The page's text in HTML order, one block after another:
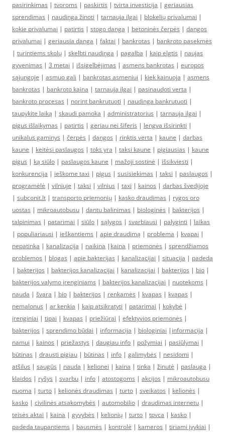
pasirinkimas | tvoroms | paskirtis | tvirta investicija | geriausias
sprendimas | naudinga žinoti | tarnauja ilgai | blokelių privalumai |
kokie privalumai | patirtis | stogo danga | betoninės čerpės | dangos
privalumai | geriausia danga | faktai | bankrotas | bankroto pasekmės
| turintiems skolų | skelbti naudinga | pagalba | kaip elgtis | naujas
gyvenimas | 3 metai | išsigelbėjimas | asmens bankrotas | europos
sąjungoje | asmuo gali | bankrotas asmeniui | kiek kainuoja | asmens
bankrotas | bankroto kaina | tarnauja ilgai | pasinaudoti verta |
bankroto procesas | norint bankrutuoti | naudinga bankrutuoti |
taupykite laiką | skaudi pamoka | administratorius | tarnauja ilgai |
pigus išlaikymas | patirtis | geriau nei šiferis | lengva išsirinkti |
unikalus gaminys | čerpės | dangos | rinktis verta | kaune | darbas
kaune | keitėsi paslaugos | toks yra | taksi kaune | pigiausias | kaune
pigus | ką siūlo | paslaugos kaune | mažoji sostinė | išsikviesti |
konkurencija | ieškome taxi | pigus | susisiekimas | taksi | paslaugos |
programėlė | vilniuje | taksi | vilnius | taxi | kainos | darbas švedijoje
| subconit.lt | transporto priemonių | kasko draudimas | rygos oro
uostas | mikroautobusu | dantu balinimas | biologinės | bakterijos |
talpinimas | patarimai | siūlo | sąlygos | svarbiausi | palyginti | laikas
| populiariausi | ieškantiems | apie draudimą | problema | kvapai |
nepatinka | kanalizacija | naikina | kaina | priemonės | sprendžiamos
problemos | blogas | apie bakterijas | kanalizacijai | situacija | padeda
| bakterijos | bakterijos kanalizacijai | kanalizacijai | bakterijos | bio |
bakterijos valymo įrenginiams | bakterijos kanalizacijai | nuotekoms |
nauda | švara | bio | bakterijos | renkamės | kvapas | kvapas |
nemalonus | ar kenkia | kaip atsikratyti | patarimai | kokybė |
įrenginiai | tipai | kvapas | priežiūrai | efektyvios priemonės |
bakterijos | sprendimo būdai | informacija | biologiniai | informacija |
namui | kainos | priežastys | daugiau info | požymiai | pasiūlymai |
būtinas | drausti pigiau | būtinas | info | galimybės | nesidomi |
atšilus | saugūs | nauda | kelionei | kaina | tinka | žinutė | paslauga |
klaidos | ryšys | svarbu | info | atostogoms | akcijos | mikroautobusu
nuoma | turto | kelionės draudimas | turto | sveikatos | kelionės |
kasko | civilinės atsakomybės | automobilio | draudimas internetu |
teisės aktai | kaina | gyvybės | kelionių | turto | tpvca | kasko |
padeda taupantiems | bausmės | kontrolė | kameros | tiriami įvykiai |